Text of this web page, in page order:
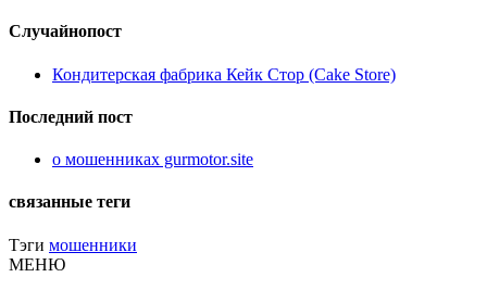
Случайнопост
Кондитерская фабрика Кейк Стор (Cake Store)
Последний пост
о мошенниках gurmotor.site
связанные теги
Тэги мошенники
МЕНЮ